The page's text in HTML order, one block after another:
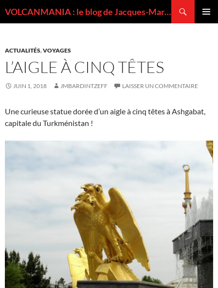
VOLCANMANIA : le blog de Jacques-Marie BARDINTZEFF, volcanologue
ACTUALITÉS,VOYAGES
L’AIGLE À CINQ TÊTES
JUIN 1, 2018 JMBARDINTZEFF LAISSER UN COMMENTAIRE
Une curieuse statue dorée d’un aigle à cinq têtes à Ashgabat,
capitale du Turkménistan !